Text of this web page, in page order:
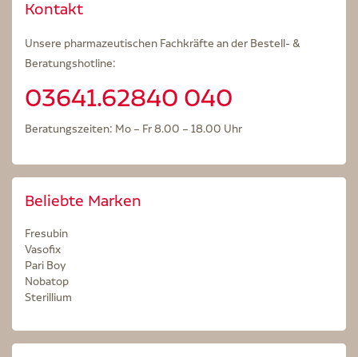
Kontakt
Unsere pharmazeutischen Fachkräfte an der Bestell- &
Beratungshotline:
03641.62840 040
Beratungszeiten: Mo – Fr 8.00 – 18.00 Uhr
Beliebte Marken
Fresubin
Vasofix
Pari Boy
Nobatop
Sterillium